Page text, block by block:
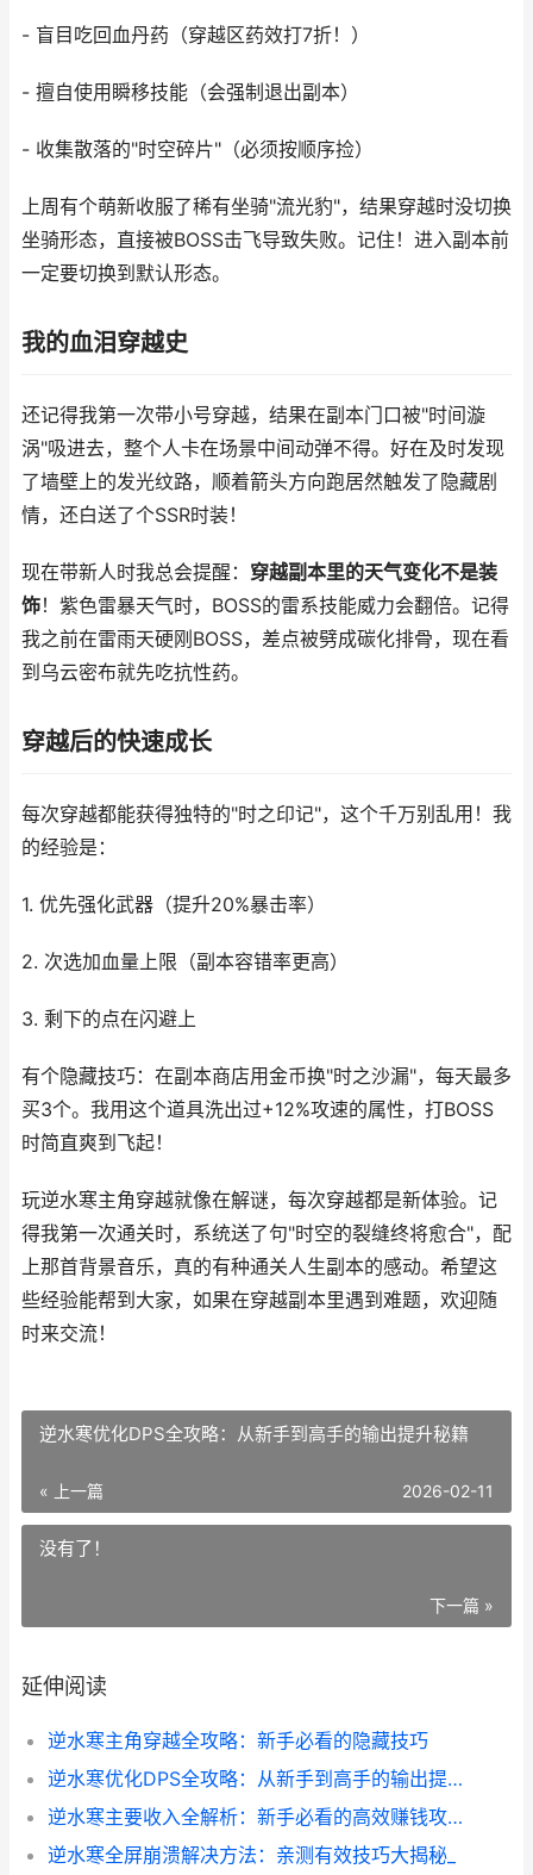
- 盲目吃回血丹药（穿越区药效打7折！）
- 擅自使用瞬移技能（会强制退出副本）
- 收集散落的"时空碎片"（必须按顺序捡）
上周有个萌新收服了稀有坐骑"流光豹"，结果穿越时没切换
坐骑形态，直接被BOSS击飞导致失败。记住！进入副本前
一定要切换到默认形态。
我的血泪穿越史
还记得我第一次带小号穿越，结果在副本门口被"时间漩
涡"吸进去，整个人卡在场景中间动弹不得。好在及时发现
了墙壁上的发光纹路，顺着箭头方向跑居然触发了隐藏剧
情，还白送了个SSR时装！
现在带新人时我总会提醒： 穿越副本里的天气变化不是装
饰！紫色雷暴天气时，BOSS的雷系技能威力会翻倍。记得
我之前在雷雨天硬刚BOSS，差点被劈成碳化排骨，现在看
到乌云密布就先吃抗性药。
穿越后的快速成长
每次穿越都能获得独特的"时之印记"，这个千万别乱用！我
的经验是：
1. 优先强化武器（提升20%暴击率）
2. 次选加血量上限（副本容错率更高）
3. 剩下的点在闪避上
有个隐藏技巧：在副本商店用金币换"时之沙漏"，每天最多
买3个。我用这个道具洗出过+12%攻速的属性，打BOSS
时简直爽到飞起！
玩逆水寒主角穿越就像在解谜，每次穿越都是新体验。记
得我第一次通关时，系统送了句"时空的裂缝终将愈合"，配
上那首背景音乐，真的有种通关人生副本的感动。希望这
些经验能帮到大家，如果在穿越副本里遇到难题，欢迎随
时来交流！
逆水寒优化DPS全攻略：从新手到高手的输出提升秘籍
« 上一篇 2026-02-11
没有了！
下一篇 »
延伸阅读
逆水寒主角穿越全攻略：新手必看的隐藏技巧
逆水寒优化DPS全攻略：从新手到高手的输出提升秘籍
逆水寒主要收入全解析：新手必看的高效赚钱攻略
逆水寒全屏崩溃解决方法：亲测有效技巧大揭秘_